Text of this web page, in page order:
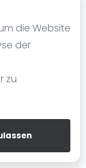
die Website
der
zu
5-7